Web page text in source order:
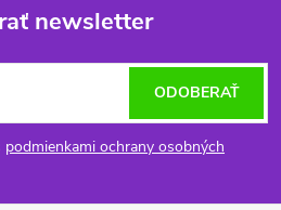
newsletter
podmienkami ochrany osobných
ODOBERAŤ